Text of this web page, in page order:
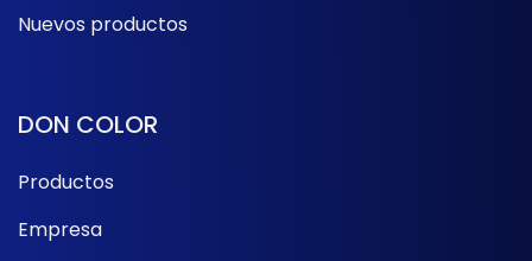
Nuevos productos
DON COLOR
Productos
Empresa